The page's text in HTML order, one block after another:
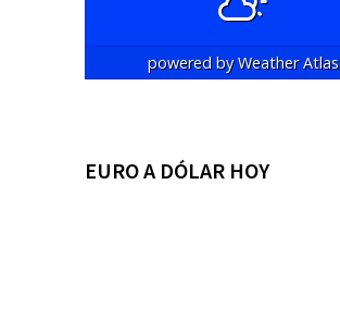
powered byWeather Atlas
EURO A DÓLAR HOY